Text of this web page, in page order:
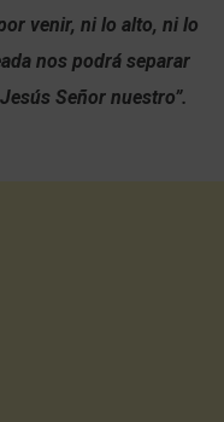
venir, ni lo alto, ni lo
nos podrá separar
Señor nuestro”.